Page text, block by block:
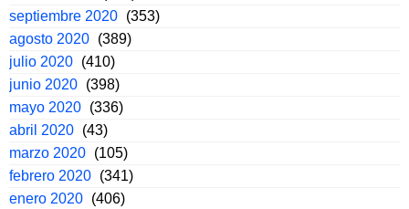
septiembre 2020 (353)
agosto 2020 (389)
julio 2020 (410)
junio 2020 (398)
mayo 2020 (336)
abril 2020 (43)
marzo 2020 (105)
febrero 2020 (341)
enero 2020 (406)